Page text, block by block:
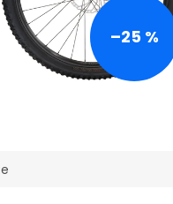
–25 %